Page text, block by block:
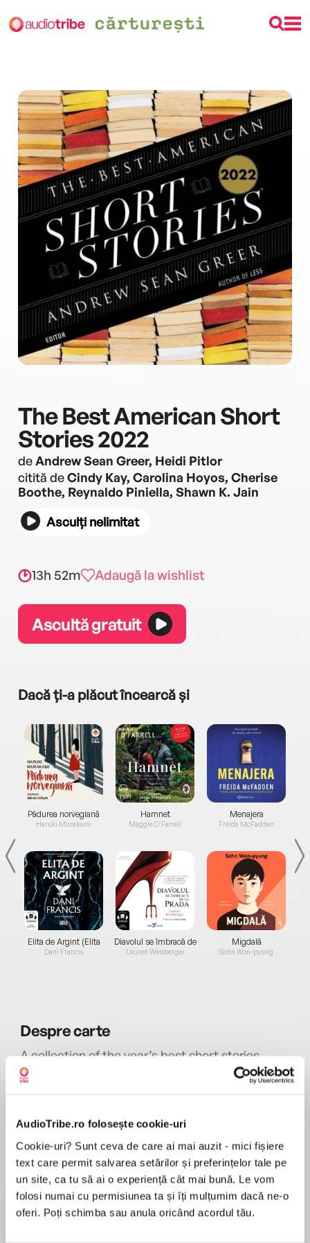
AudioTribe.ro folosește cookie-uri
Cookie-uri? Sunt ceva de care ai mai auzit - mici fișiere
text care permit salvarea setărilor și preferințelor tale pe
un site, ca tu să ai o experiență cât mai bună. Le vom
folosi numai cu permisiunea ta și îți mulțumim dacă ne-o
oferi. Poți schimba sau anula oricând acordul tău.
The Best American Short
Stories 2022
deAndrew Sean Greer, Heidi Pitlor
citită deCindy Kay, Carolina Hoyos, Cherise
Boothe, Reynaldo Piniella, Shawn K. Jain
Asculți nelimitat
13h 52m Adaugă la wishlist
Ascultă gratuit
Dacă ți-a plăcut încearcă și
Pădurea norvegiană
Haruki Murakami
Elita de Argint (Elita
de...
Dani Francis
Hamnet
Maggie O'Farrell
Diavolul se îmbracă de
la...
Lauren Weisberger
Menajera
Freida McFadden
Migdală
Sohn Won-pyung
Desprecarte
A collection of the year’s best short stories,
selected by Pulitzer Prize winner Andrew Sean
Greer and series editor Heidi Pitlor.
Andrew Sean Greer, “an exceptionally lovely
writer, capable of mingling humor with sharp
poignancy” (Washington Post),selectstwenty
stories out of thousands that represent the best
examples of the form published the previous
year.
În acest moment nu există recenzii
pentru această carte
Andrew Sean Greer